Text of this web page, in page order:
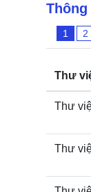
1 2
Thư
Thư
Thư